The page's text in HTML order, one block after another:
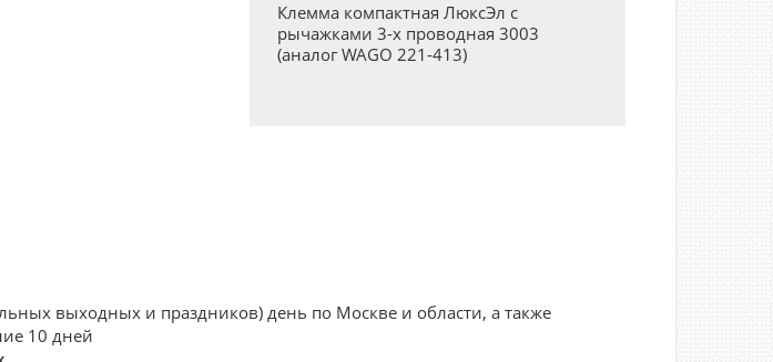
Клемма компактная ЛюксЭл с
рычажками 3-х проводная 3003
(аналог WAGO 221-413)
выходных и праздников) день по Москве и области, а также
10 дней